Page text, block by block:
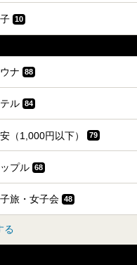
10
ナ 88
ル 84
（1,000円以下） 79
プル 68
旅・女子会 48
る